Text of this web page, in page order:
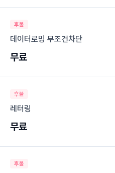
후불
데이터로밍 무조건차단
무료
후불
레터링
무료
후불